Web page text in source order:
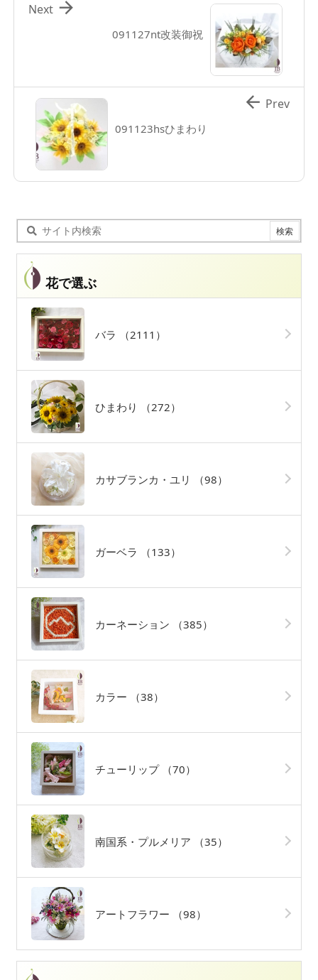
091127nt改装御祝

Next
091123hsひまわり
 Prev
花で選ぶ
バラ （2111）
ひまわり （272）
カサブランカ・ユリ （98）
ガーベラ （133）
カーネーション （385）
カラー （38）
チューリップ （70）
南国系・プルメリア （35）
アートフラワー （98）